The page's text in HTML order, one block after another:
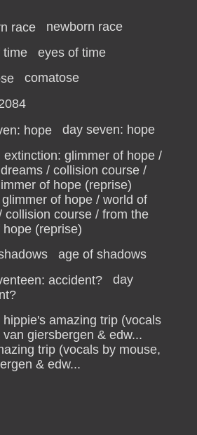
newborn race
eyes of time
comatose
day seven: hope
of hope / world of
collision course / from the
(reprise)
age of shadows
day
trip (vocals by mouse,
& edw...